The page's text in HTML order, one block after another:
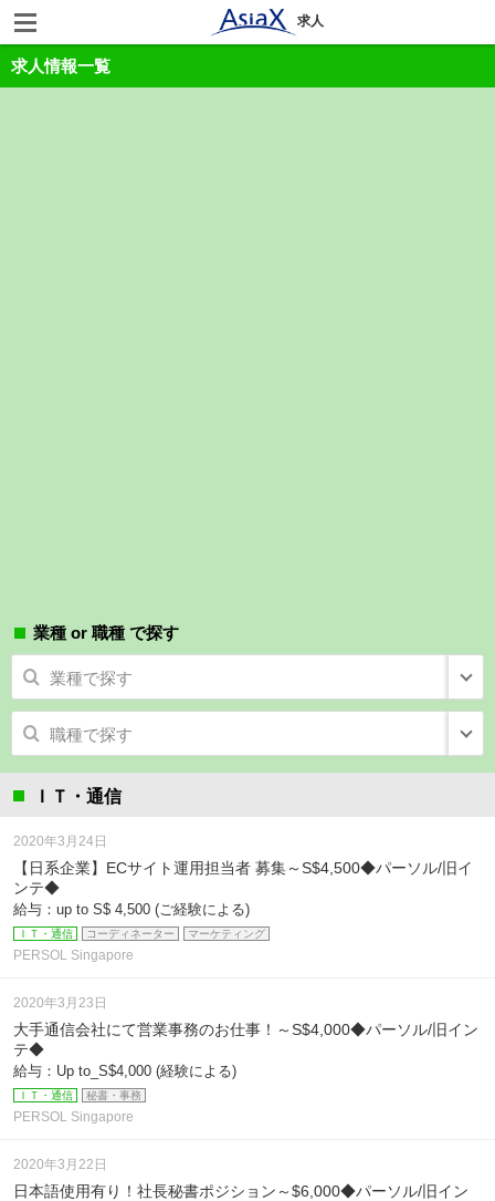
求人
求人情報一覧
業種 or 職種 で探す
業種で探す
職種で探す
ＩＴ・通信
【日系企業】ECサイト運用担当者 募集～S$4,500◆パーソル/旧イ
ンテ◆
給与：up to S$ 4,500 (ご経験による)
ＩＴ・通信 コーディネーター マーケティング
2020年3月24日
PERSOL Singapore
大手通信会社にて営業事務のお仕事！～S$4,000◆パーソル/旧イン
テ◆
給与：Up to_S$4,000 (経験による)
ＩＴ・通信 秘書・事務
2020年3月23日
PERSOL Singapore
日本語使用有り！社長秘書ポジション～$6,000◆パーソル/旧イン
2020年3月22日